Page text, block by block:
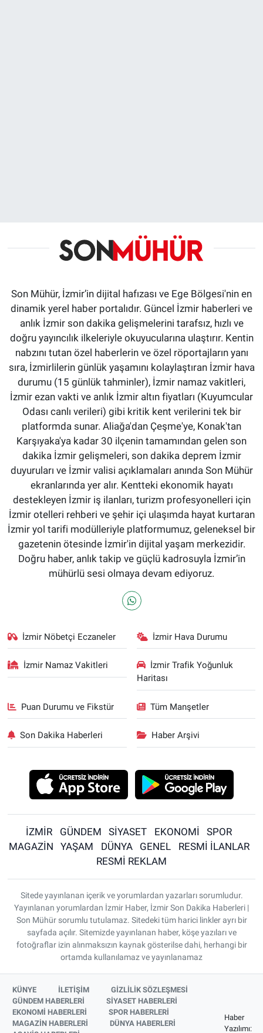
Son Mühür, İzmir’in dijital hafızası ve Ege Bölgesi'nin en
dinamik yerel haber portalıdır. Güncel İzmir haberleri ve
anlık İzmir son dakika gelişmelerini tarafsız, hızlı ve
doğru yayıncılık ilkeleriyle okuyucularına ulaştırır. Kentin
nabzını tutan özel haberlerin ve özel röportajların yanı
sıra, İzmirlilerin günlük yaşamını kolaylaştıran İzmir hava
durumu (15 günlük tahminler), İzmir namaz vakitleri,
İzmir ezan vakti ve anlık İzmir altın fiyatları (Kuyumcular
Odası canlı verileri) gibi kritik kent verilerini tek bir
platformda sunar. Aliağa'dan Çeşme'ye, Konak'tan
Karşıyaka'ya kadar 30 ilçenin tamamından gelen son
dakika İzmir gelişmeleri, son dakika deprem İzmir
duyuruları ve İzmir valisi açıklamaları anında Son Mühür
ekranlarında yer alır. Kentteki ekonomik hayatı
destekleyen İzmir iş ilanları, turizm profesyonelleri için
İzmir otelleri rehberi ve şehir içi ulaşımda hayat kurtaran
İzmir yol tarifi modülleriyle platformumuz, geleneksel bir
gazetenin ötesinde İzmir'in dijital yaşam merkezidir.
Doğru haber, anlık takip ve güçlü kadrosuyla İzmir’in
mühürlü sesi olmaya devam ediyoruz.
İzmir Nöbetçi Eczaneler İzmir Hava Durumu
İzmir Namaz Vakitleri
İzmir Trafik Yoğunluk
Haritası
Puan Durumu ve Fikstür Tüm Manşetler
Son Dakika Haberleri Haber Arşivi
İZMİR GÜNDEM SİYASET EKONOMİ
SPOR
MAGAZİN
YAŞAM DÜNYA GENEL
RESMİ İLANLAR
RESMİ REKLAM
Sitede yayınlanan içerik ve yorumlardan yazarları sorumludur.
Yayınlanan yorumlardan İzmir Haber, İzmir Son Dakika Haberleri |
Son Mühür sorumlu tutulamaz. Sitedeki tüm harici linkler ayrı bir
sayfada açılır. Sitemizde yayınlanan haber, köşe yazıları ve
fotoğraflar izin alınmaksızın kaynak gösterilse dahi, herhangi bir
ortamda kullanılamaz ve yayınlanamaz
KÜNYE İLETİŞİM
GİZLİLİK SÖZLEŞMESİ
GÜNDEM HABERLERİ
SİYASET HABERLERİ
EKONOMİ HABERLERİ
SPOR HABERLERİ
MAGAZİN HABERLERİ
DÜNYA HABERLERİ
Haber
Yazılımı: